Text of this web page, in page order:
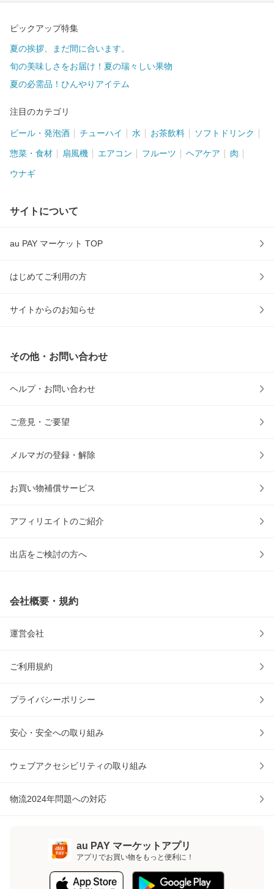
ピックアップ特集
夏の挨拶、まだ間に合います。
旬の美味しさをお届け！夏の瑞々しい果物
夏の必需品！ひんやりアイテム
注目のカテゴリ
ビール・発泡酒 チューハイ 水 お茶飲料 ソフトドリンク
惣菜・食材 扇風機 エアコン フルーツ ヘアケア 肉
ウナギ
サイトについて
au PAY マーケット TOP
はじめてご利用の方
サイトからのお知らせ
その他・お問い合わせ
ヘルプ・お問い合わせ
ご意見・ご要望
メルマガの登録・解除
お買い物補償サービス
アフィリエイトのご紹介
出店をご検討の方へ
会社概要・規約
運営会社
ご利用規約
プライバシーポリシー
安心・安全への取り組み
ウェブアクセシビリティの取り組み
物流2024年問題への対応
au PAY マーケットアプリ
アプリでお買い物をもっと便利に！